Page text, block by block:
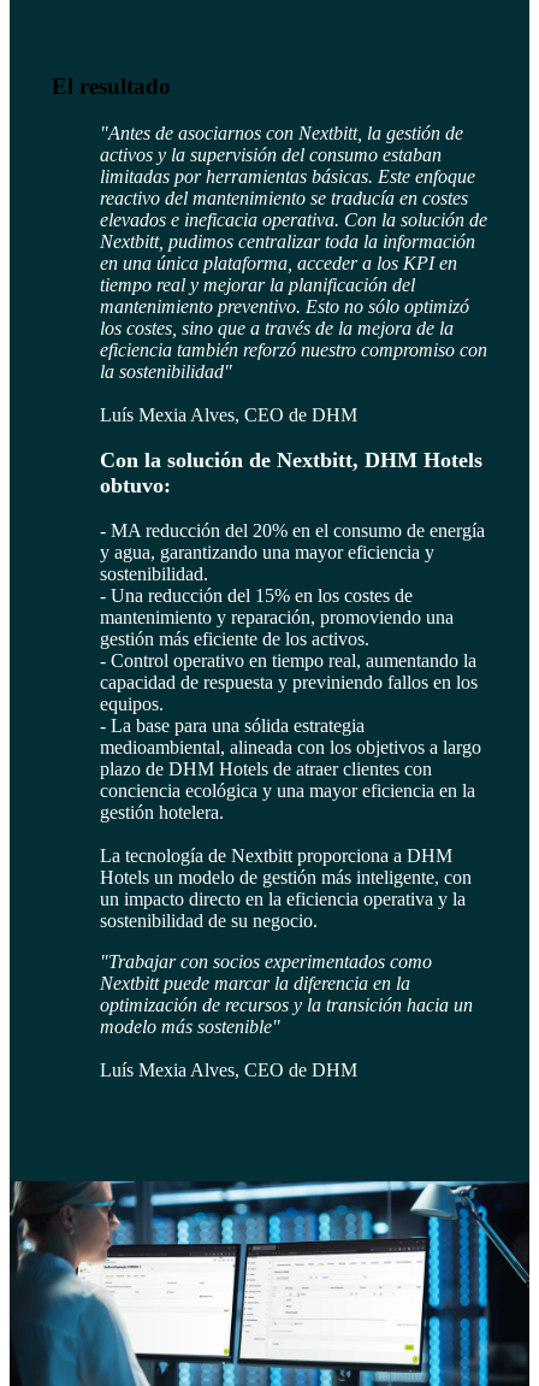
El resultado
"Antes de asociarnos con Nextbitt, la gestión de
activos y la supervisión del consumo estaban
limitadas por herramientas básicas. Este enfoque
reactivo del mantenimiento se traducía en costes
elevados e ineficacia operativa. Con la solución de
Nextbitt, pudimos centralizar toda la información
en una única plataforma, acceder a los KPI en
tiempo real y mejorar la planificación del
mantenimiento preventivo. Esto no sólo optimizó
los costes, sino que a través de la mejora de la
eficiencia también reforzó nuestro compromiso con
la sostenibilidad"
Luís Mexia Alves, CEO de DHM
Con la solución de Nextbitt, DHM Hotels
obtuvo:
- MA reducción del 20% en el consumo de energía
y agua, garantizando una mayor eficiencia y
sostenibilidad.
- Una reducción del 15% en los costes de
mantenimiento y reparación, promoviendo una
gestión más eficiente de los activos.
- Control operativo en tiempo real, aumentando la
capacidad de respuesta y previniendo fallos en los
equipos.
- La base para una sólida estrategia
medioambiental, alineada con los objetivos a largo
plazo de DHM Hotels de atraer clientes con
conciencia ecológica y una mayor eficiencia en la
gestión hotelera.
La tecnología de Nextbitt proporciona a DHM
Hotels un modelo de gestión más inteligente, con
un impacto directo en la eficiencia operativa y la
sostenibilidad de su negocio.
"Trabajar con socios experimentados como
Nextbitt puede marcar la diferencia en la
optimización de recursos y la transición hacia un
modelo más sostenible"
Luís Mexia Alves, CEO de DHM